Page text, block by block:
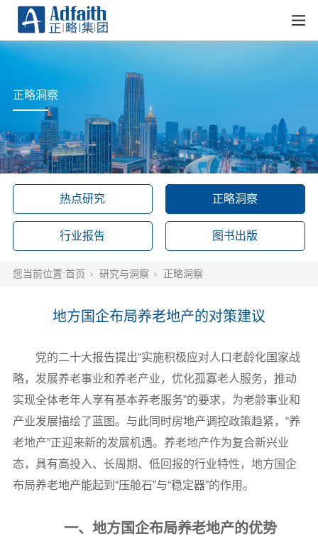
正略洞察
热点研究 正略洞察
行业报告 图书出版
您当前位置:首页 研究与洞察 正略洞察
地方国企布局养老地产的对策建议
党的二十大报告提出“实施积极应对人口老龄化国家战
略，发展养老事业和养老产业，优化孤寡老人服务，推动
实现全体老年人享有基本养老服务”的要求，为老龄事业和
产业发展描绘了蓝图。与此同时房地产调控政策趋紧，“养
老地产”正迎来新的发展机遇。养老地产作为复合新兴业
态，具有高投入、长周期、低回报的行业特性，地方国企
布局养老地产能起到“压舱石”与“稳定器”的作用。
一、地方国企布局养老地产的优势